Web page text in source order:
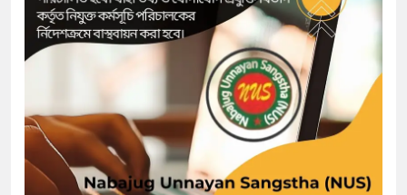
যেকোনো সময় বেনজীরের
নেতৃত্ব ও গণতন্ত্রের মূর্তমান
যে ভাবে ডেভিড ইমনের কাছে
‘আজহার খান’
অবৈধ বিদেশি পিস্তল,